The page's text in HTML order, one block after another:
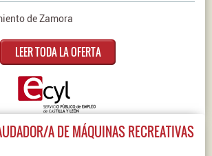
de Zamora
LEER TODA LA OFERTA
A DE MÁQUINAS RECREATIVAS